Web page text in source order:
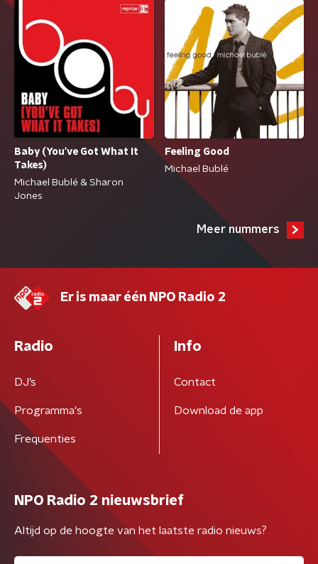
Baby (You've Got What It
Takes)
Michael Bublé & Sharon
Jones
Feeling Good
Michael Bublé
Meer nummers
Er is maar één NPO Radio 2
Radio
DJ’s
Programma's
Frequenties
Info
Contact
Download de app
NPO Radio 2 nieuwsbrief
Altijd op de hoogte van het laatste radio nieuws?